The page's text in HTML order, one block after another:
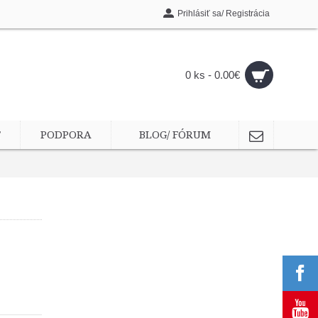
Prihlásiť sa/ Registrácia
0 ks - 0.00€
PODPORA BLOG/ FÓRUM